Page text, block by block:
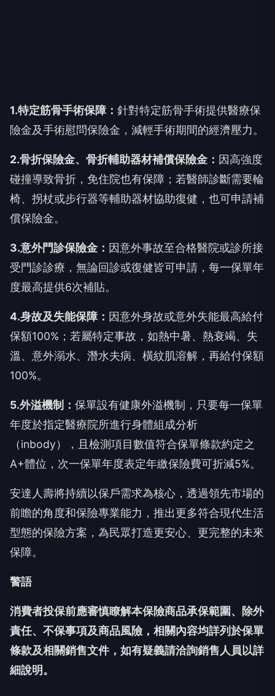
1.特定筋骨手術保障： 針對特定筋骨手術提供醫療保
險金及手術慰問保險金，減輕手術期間的經濟壓力。
2.骨折保險金、骨折輔助器材補償保險金： 因高強度
碰撞導致骨折，免住院也有保障；若醫師診斷需要輪
椅、拐杖或步行器等輔助器材協助復健，也可申請補
償保險金。
3.意外門診保險金： 因意外事故至合格醫院或診所接
受門診診療，無論回診或復健皆可申請，每一保單年
度最高提供6次補貼。
4.身故及失能保障： 因意外身故或意外失能最高給付
保額100%；若屬特定事故，如熱中暑、熱衰竭、失
溫、意外溺水、潛水夫病、橫紋肌溶解，再給付保額
100%。
5.外溢機制： 保單設有健康外溢機制，只要每一保單
年度於指定醫療院所進行身體組成分析
（inbody），且檢測項目數值符合保單條款約定之
A+體位，次一保單年度表定年繳保險費可折減5%。
安達人壽將持續以保戶需求為核心，透過領先市場的
前瞻的角度和保險專業能力，推出更多符合現代生活
型態的保險方案，為民眾打造更安心、更完整的未來
保障。
警語
消費者投保前應審慎瞭解本保險商品承保範圍、除外
責任、不保事項及商品風險，相關內容均詳列於保單
條款及相關銷售文件，如有疑義請洽詢銷售人員以詳
細說明。